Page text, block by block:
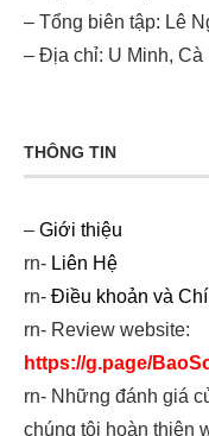
– Tổng biên tập: Lê
– Địa chỉ: U Minh, Cà
THÔNG TIN
– Giới thiệu
rn- Liên Hệ
rn- Điều khoản và
rn- Review website:
https://g.page/
rn- Những đánh giá
chúng tôi hoàn thiện